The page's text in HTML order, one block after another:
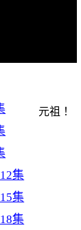
集
集
集
元祖！